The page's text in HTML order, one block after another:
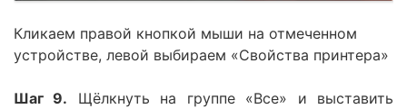
Кликаем правой кнопкой мыши на отмеченном
устройстве, левой выбираем «Свойства принтера»
Шаг 9. Щёлкнуть на группе «Все» и выставить